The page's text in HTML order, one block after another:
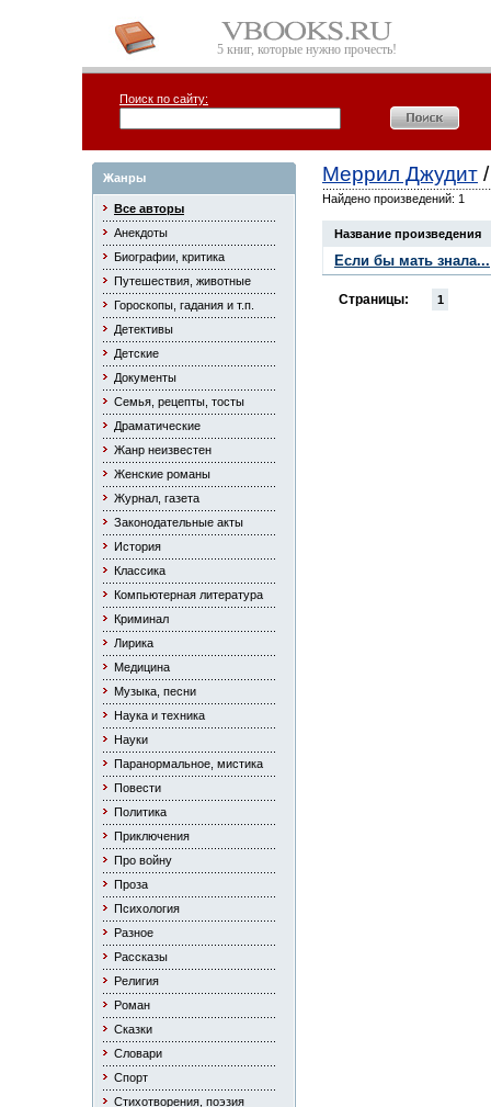
5 книг, которые нужно прочесть!
Поиск по сайту:
Жанры
Все авторы
Анекдоты
Биографии, критика
Путешествия, животные
Гороскопы, гадания и т.п.
Детективы
Детские
Документы
Семья, рецепты, тосты
Драматические
Жанр неизвестен
Женские романы
Журнал, газета
Законодательные акты
История
Классика
Компьютерная литература
Криминал
Лирика
Медицина
Музыка, песни
Наука и техника
Науки
Паранормальное, мистика
Повести
Политика
Приключения
Про войну
Проза
Психология
Разное
Рассказы
Религия
Роман
Сказки
Словари
Спорт
Стихотворения, поэзия
Меррил Джудит
Найдено произведений: 1
Название произведения
Если бы мать знала...
Страницы: 1